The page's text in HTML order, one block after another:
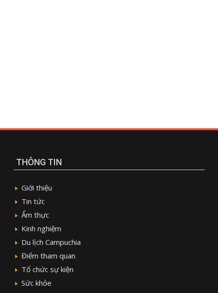
THÔNG TIN
Giới thiệu
Tin tức
Ẩm thực
Kinh nghiệm
Du lịch Campuchia
Điểm tham quan
Tổ chức sự kiện
Sức khỏe